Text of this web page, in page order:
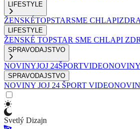
LIFESTYLE
ŽENSKÉTOPSTARSME CHLAPI
LIFESTYLE
ŽENSKÉ TOPSTAR SME CHLAPI
SPRAVODAJSTVO
NOVINYJOJ 24ŠPORTVIDEONOVINY
SPRAVODAJSTVO
NOVINY JOJ 24 ŠPORT
Svetlý Dizajn